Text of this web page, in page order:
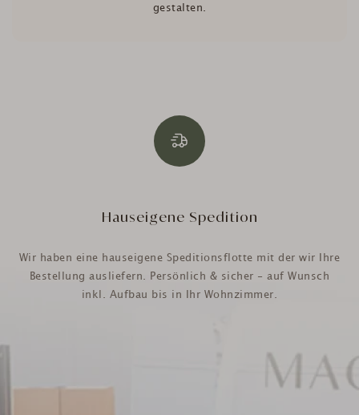
gestalten.
Hauseigene Spedition
Wir haben eine hauseigene Speditionsflotte mit der wir Ihre
Bestellung ausliefern. Persönlich & sicher - auf Wunsch
inkl. Aufbau bis in Ihr Wohnzimmer.